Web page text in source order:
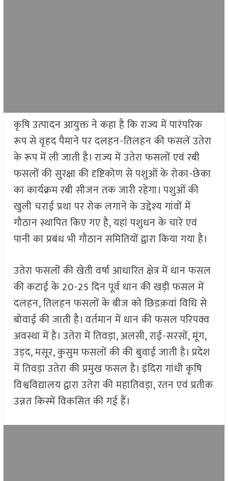
कृषि उत्पादन आयुक्त ने कहा है कि राज्य में पारंपरिक
रूप से वृहद पैमाने पर दलहन-तिलहन की फसलें उतेरा
के रूप में ली जाती है। राज्य में उतेरा फसलों एवं रबी
फसलों की सुरक्षा की दृष्टिकोण से पशुओं के रोका-छेका
का कार्यक्रम रबी सीजन तक जारी रहेगा। पशुओं की
खुली चराई प्रथा पर रोक लगाने के उद्देश्य गांवों में
गौठान स्थापित किए गए है, यहां पशुधन के चारे एवं
पानी का प्रबंध भी गौठान समितियों द्वारा किया गया है।
उतेरा फसलों की खेती वर्षा आधारित क्षेत्र में धान फसल
की कटाई के 20-25 दिन पूर्व धान की खड़ी फसल में
दलहन, तिलहन फसलों के बीज को छिडक़वां विधि से
बोवाई की जाती है। वर्तमान में धान की फसल परिपक्व
अवस्था में है। उतेरा में तिवड़ा, अलसी, राई-सरसों, मूंग,
उड़द, मसूर, कुसुम फसलों की की बुवाई जाती है। प्रदेश
में तिवड़ा उतेरा की प्रमुख फसल है। इंदिरा गांधी कृषि
विश्वविद्यालय द्वारा उतेरा की महातिवड़ा, रतन एवं प्रतीक
उन्नत किस्में विकसित की गई हैं।